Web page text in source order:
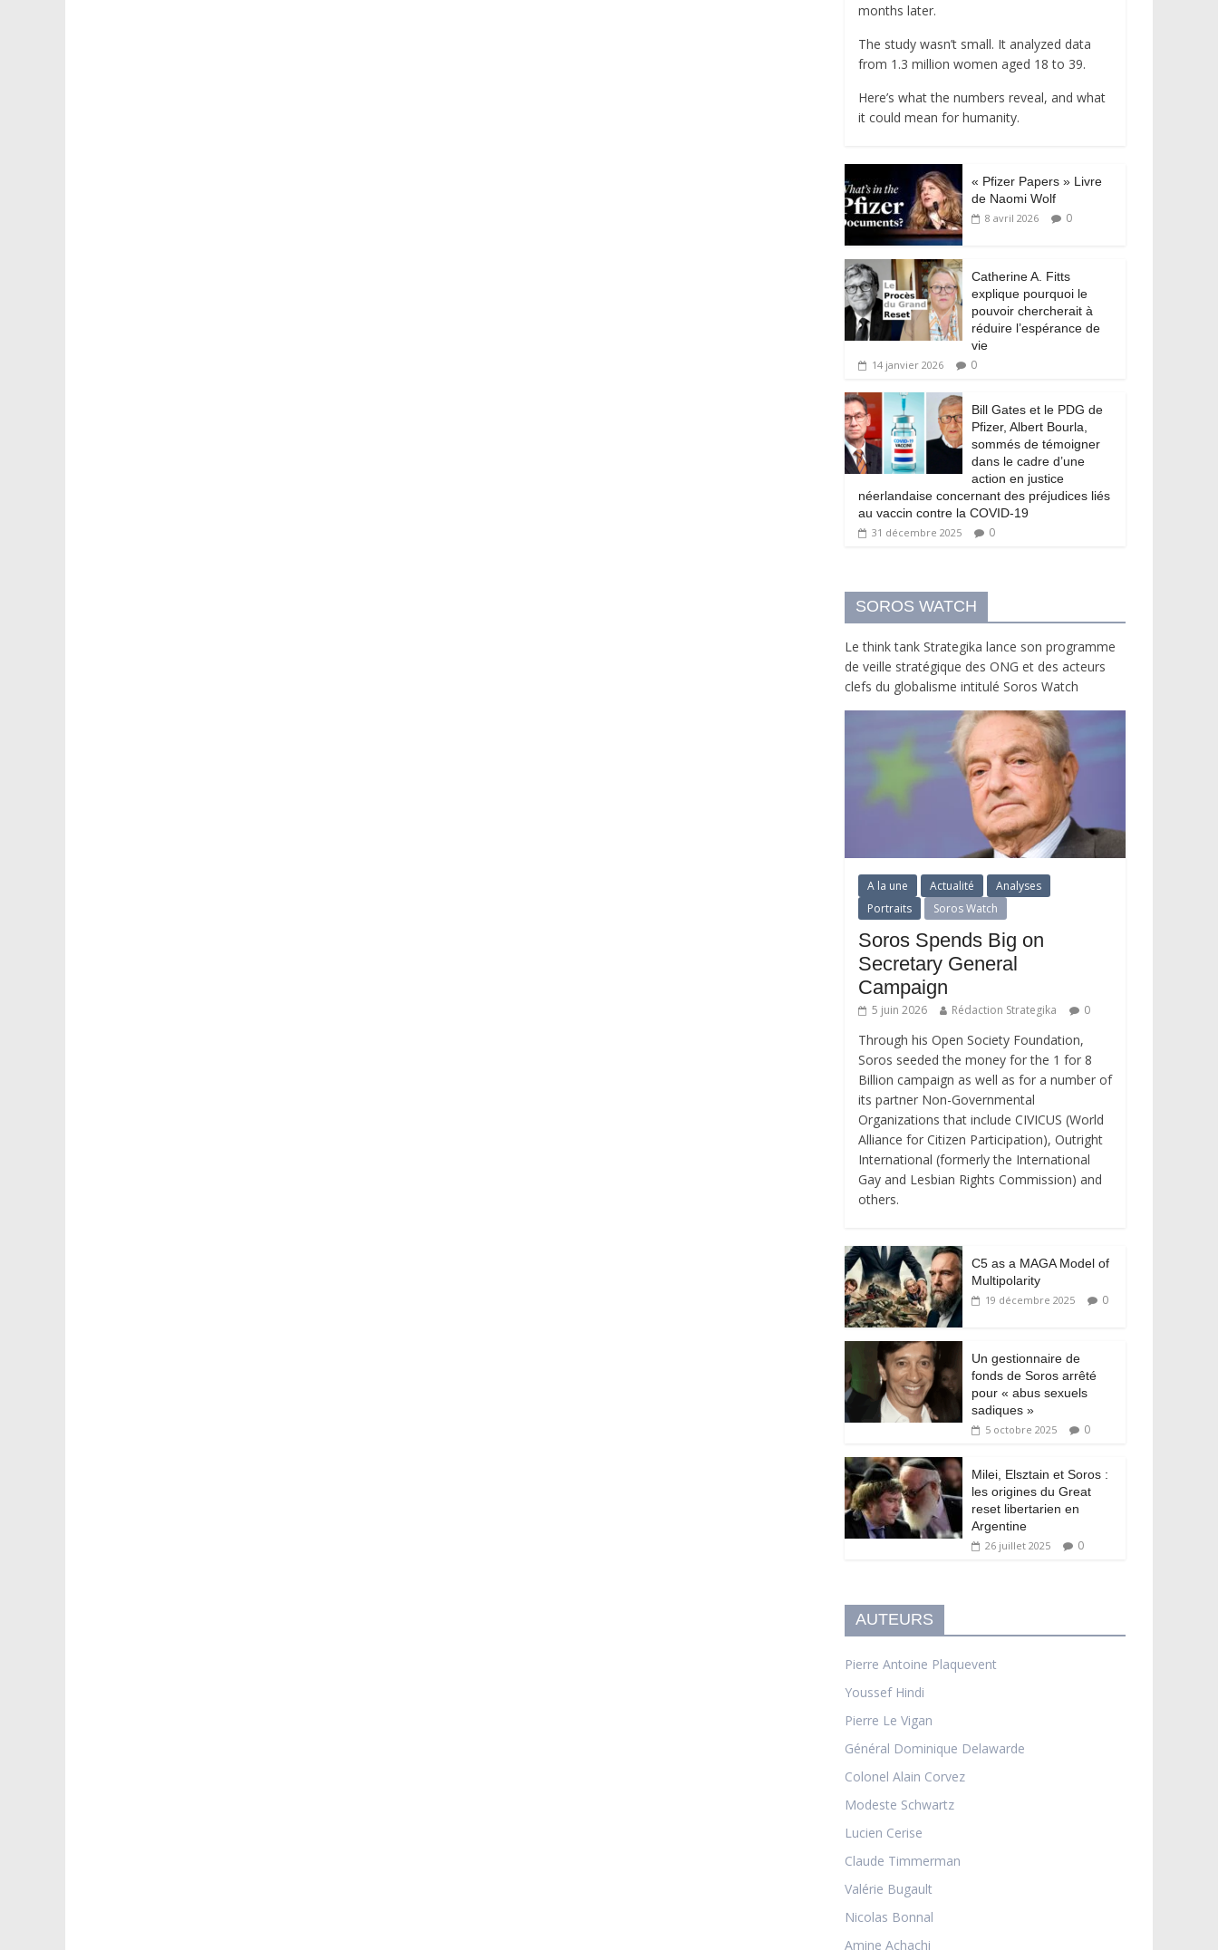
months later.
The study wasn’t small. It analyzed data
from 1.3 million women aged 18 to 39.
Here’s what the numbers reveal, and what
it could mean for humanity.
« Pfizer Papers » Livre
de Naomi Wolf
8 avril 2026 0
Catherine A. Fitts
explique pourquoi le
pouvoir chercherait à
réduire l’espérance de
vie
14 janvier 2026 0
Bill Gates et le PDG de
Pfizer, Albert Bourla,
sommés de témoigner
dans le cadre d’une
action en justice
néerlandaise concernant des préjudices liés
au vaccin contre la COVID-19
31 décembre 2025 0
SOROS WATCH
Le think tank Strategika lance son programme
de veille stratégique des ONG et des acteurs
clefs du globalisme intitulé Soros Watch
A la une Actualité
Analyses
Portraits
Soros Watch
Soros Spends Big on
Secretary General
Campaign
5 juin 2026 Rédaction Strategika 0
Through his Open Society Foundation,
Soros seeded the money for the 1 for 8
Billion campaign as well as for a number of
its partner Non-Governmental
Organizations that include CIVICUS (World
Alliance for Citizen Participation), Outright
International (formerly the International
Gay and Lesbian Rights Commission) and
others.
C5 as a MAGA Model of
Multipolarity
19 décembre 2025 0
Un gestionnaire de
fonds de Soros arrêté
pour « abus sexuels
sadiques »
5 octobre 2025 0
Milei, Elsztain et Soros :
les origines du Great
reset libertarien en
Argentine
26 juillet 2025 0
AUTEURS
Pierre Antoine Plaquevent
Youssef Hindi
Pierre Le Vigan
Général Dominique Delawarde
Colonel Alain Corvez
Modeste Schwartz
Lucien Cerise
Claude Timmerman
Valérie Bugault
Nicolas Bonnal
Amine Achachi